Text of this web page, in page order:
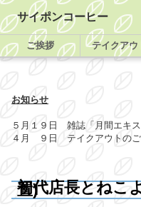
サイポンコーヒー
ご挨拶 テイクアウ
お知らせ
５月１９日 雑誌「月間エキ
４月 ９日 テイクアウトのご
初代店長とねこ
置)